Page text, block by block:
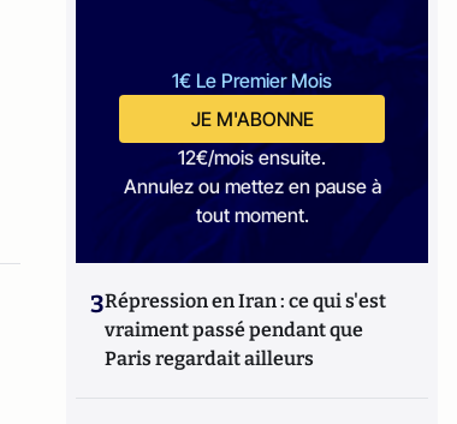
1€ Le Premier Mois
JE M'ABONNE
12€/mois ensuite.
Annulez ou mettez en pause à
tout moment.
3Répression en Iran : ce qui s'est
vraiment passé pendant que
Paris regardait ailleurs